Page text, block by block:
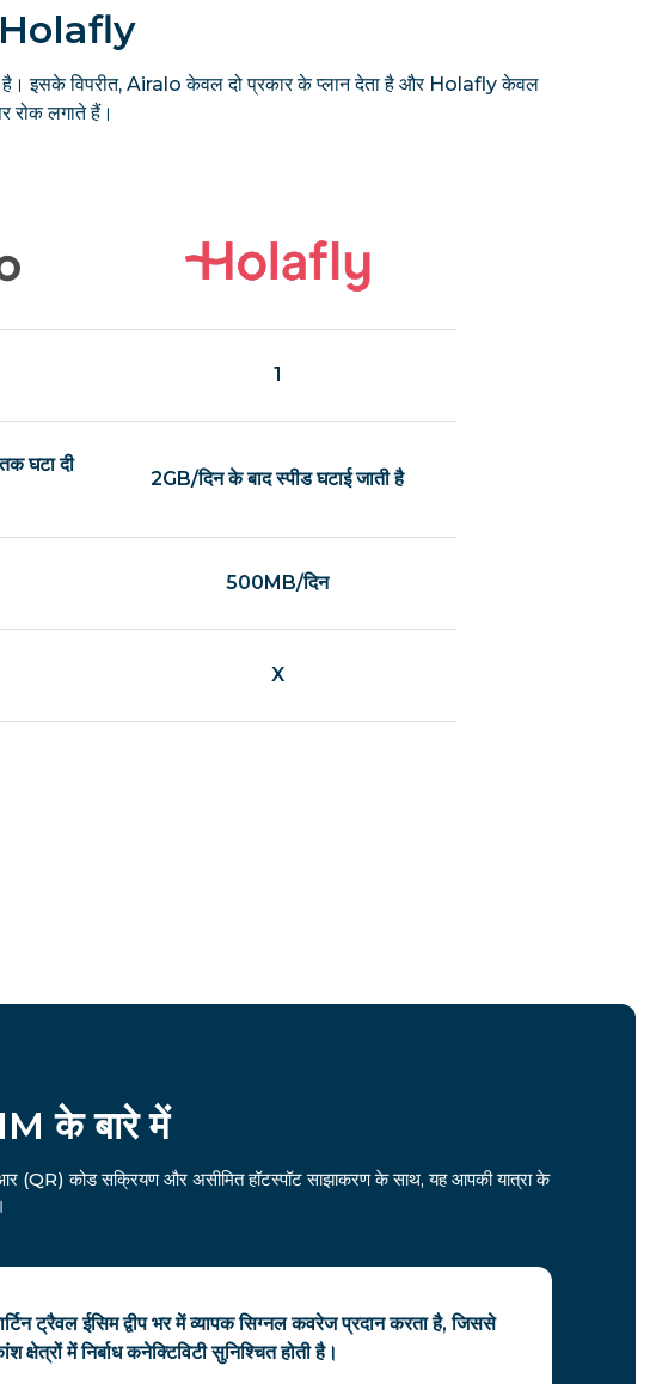
इसके विपरीत, Airalo केवल दो प्रकार के प्लान देता है और Holafly केवल
रोक लगाते हैं।
1
घटा दी
2GB/दिन के बाद स्पीड घटाई जाती है
500MB/दिन
X
के बारे में
(QR) कोड सक्रियण और असीमित हॉटस्पॉट साझाकरण के साथ, यह आपकी यात्रा के
ट्रैवल ईसिम द्वीप भर में व्यापक सिग्नल कवरेज प्रदान करता है, जिससे
क्षेत्रों में निर्बाध कनेक्टिविटी सुनिश्चित होती है।